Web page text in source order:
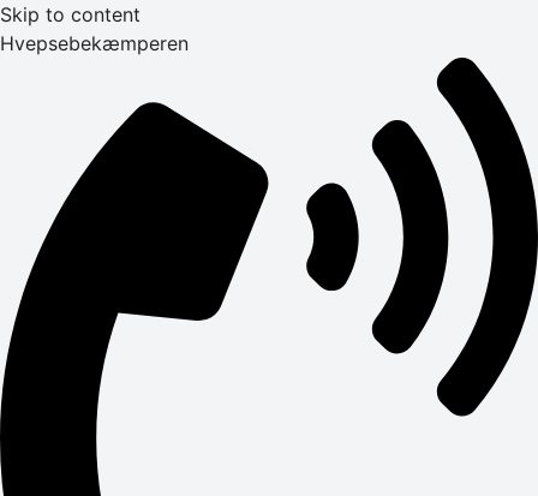
Skip to content
Hvepsebekæmperen